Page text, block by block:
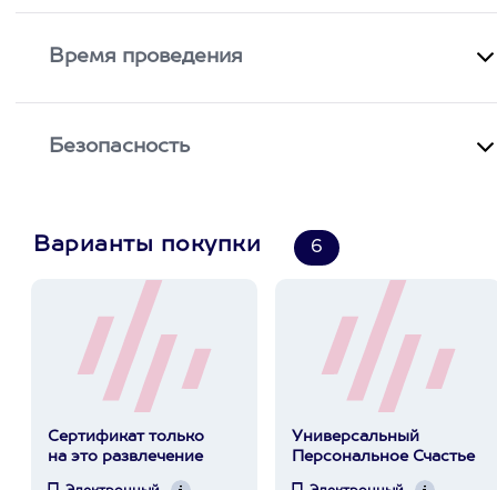
Время проведения
Безопасность
Варианты покупки 6
Сертификат только
на это развлечение
Универсальный
Персональное Счастье